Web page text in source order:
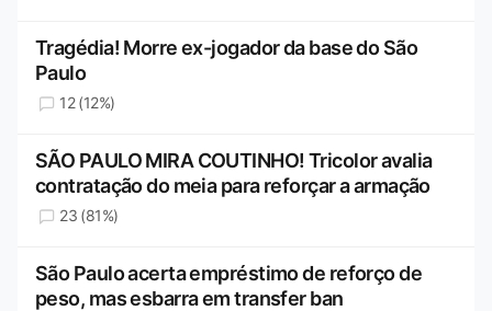
Tragédia! Morre ex-jogador da base do São
Paulo
12 (12%)
SÃO PAULO MIRA COUTINHO! Tricolor avalia
contratação do meia para reforçar a armação
23 (81%)
São Paulo acerta empréstimo de reforço de
peso, mas esbarra em transfer ban